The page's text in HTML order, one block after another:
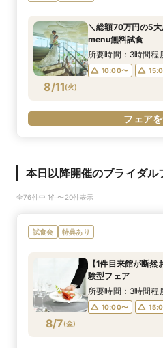
8/11(火)
＼総額70万円の5
menu無料試食
所要時間：3時間程
10:00〜
フェア
本日以降開催のブライダル
全76件中 1件〜20件表示
試食会 特典あり
8/7(金)
【1件目来館が断
験型フェア
所要時間：3時間程
10:00〜